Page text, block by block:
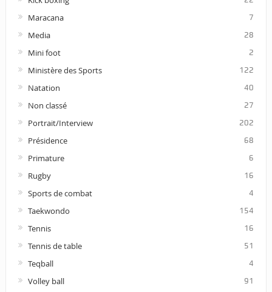
Maracana 7
Media 28
Mini foot 2
Ministère des Sports 122
Natation 40
Non classé 27
Portrait/Interview 202
Présidence 68
Primature 6
Rugby 16
Sports de combat 4
Taekwondo 154
Tennis 16
Tennis de table 51
Teqball 4
Volley ball 91